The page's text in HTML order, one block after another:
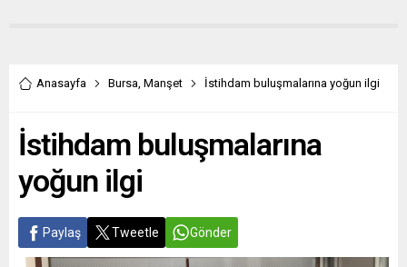
Anasayfa Bursa, Manşet İstihdam buluşmalarına yoğun ilgi
İstihdam buluşmalarına
yoğun ilgi
Paylaş Tweetle Gönder